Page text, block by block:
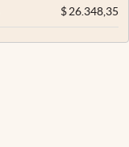
$26.348,35